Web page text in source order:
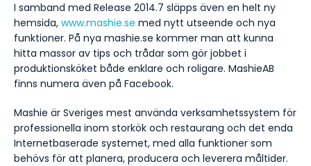
I samband med Release 2014.7 släpps även en helt ny
hemsida, www.mashie.se med nytt utseende och nya
funktioner. På nya mashie.se kommer man att kunna
hitta massor av tips och trådar som gör jobbet i
produktionsköket både enklare och roligare. MashieAB
finns numera även på Facebook.
Mashie är Sveriges mest använda verksamhetssystem för
professionella inom storkök och restaurang och det enda
Internetbaserade systemet, med alla funktioner som
behövs för att planera, producera och leverera måltider.